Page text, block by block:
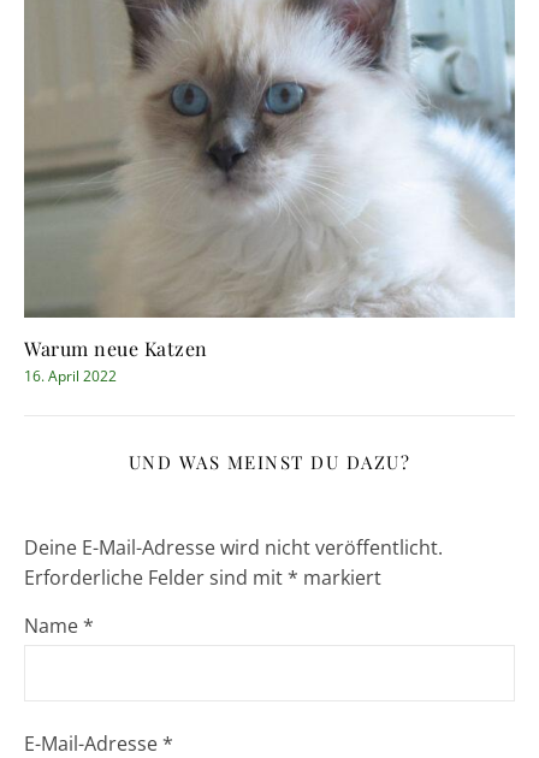
Warum neue Katzen
16. April 2022
UND WAS MEINST DU DAZU?
Deine E-Mail-Adresse wird nicht veröffentlicht.
Erforderliche Felder sind mit* markiert
Name*
E-Mail-Adresse*